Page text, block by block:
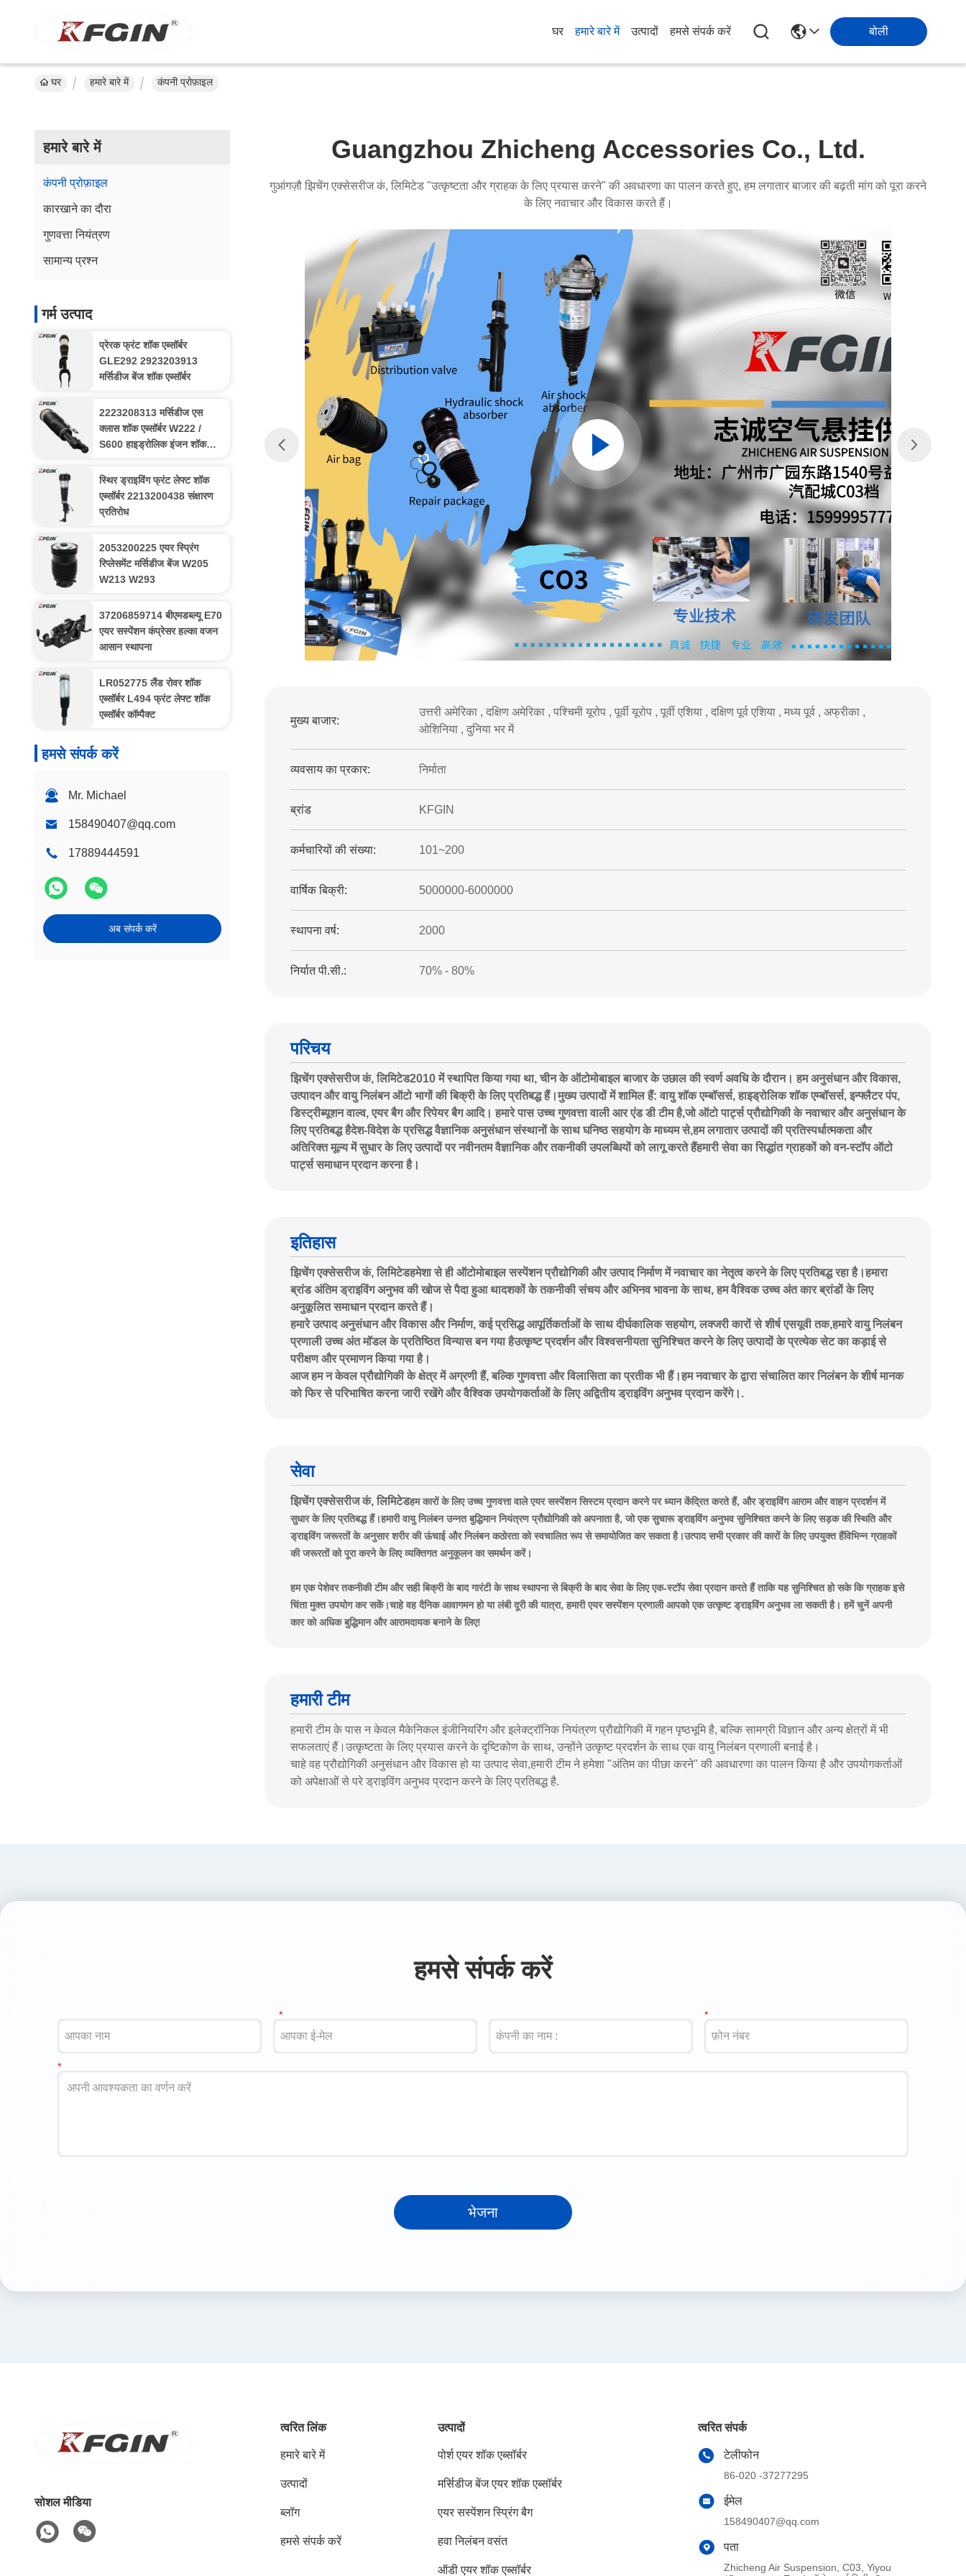
घर हमारे बारे में उत्पादों हमसे संपर्क करें बोली
घर हमारे बारे में कंपनी प्रोफ़ाइल
हमारे बारे में
कंपनी प्रोफ़ाइल
कारखाने का दौरा
गुणवत्ता नियंत्रण
सामान्य प्रश्न
गर्म उत्पाद
प्रेरक फ्रंट शॉक एब्सॉर्बर
GLE292 2923203913
मर्सिडीज बेंज शॉक एब्सॉर्बर
2223208313 मर्सिडीज एस
क्लास शॉक एब्सॉर्बर W222 /
S600 हाइड्रोलिक इंजन शॉक
स्थिर ड्राइविंग फ्रंट लेफ्ट शॉक
एब्सॉर्बर 2213200438 संक्षारण
प्रतिरोध
2053200225 एयर स्प्रिंग
रिप्लेसमेंट मर्सिडीज बेंज W205
W213 W293
37206859714 बीएमडब्ल्यू E70
एयर सस्पेंशन कंप्रेसर हल्का वजन
आसान स्थापना
LR052775 लैंड रोवर शॉक
एब्सॉर्बर L494 फ्रंट लेफ्ट शॉक
एब्सॉर्बर कॉम्पैक्ट
हमसे संपर्क करें
Mr. Michael
158490407@qq.com
17889444591
अब संपर्क करें
Guangzhou Zhicheng Accessories Co., Ltd.
गुआंगज़ौ झिचेंग एक्सेसरीज कं, लिमिटेड "उत्कृष्टता और ग्राहक के लिए प्रयास करने" की अवधारणा का पालन करते हुए, हम लगातार बाजार की बढ़ती मांग को पूरा करने
के लिए नवाचार और विकास करते हैं।
मुख्य बाजार:
उत्तरी अमेरिका , दक्षिण अमेरिका , पश्चिमी यूरोप , पूर्वी यूरोप , पूर्वी एशिया , दक्षिण पूर्व एशिया , मध्य पूर्व , अफ्रीका ,
ओशिनिया , दुनिया भर में
व्यवसाय का प्रकार: निर्माता
ब्रांड KFGIN
कर्मचारियों की संख्या: 101~200
वार्षिक बिक्री: 5000000-6000000
स्थापना वर्ष: 2000
निर्यात पी.सी.: 70% - 80%
परिचय
झिचेंग एक्सेसरीज कं, लिमिटेड2010 में स्थापित किया गया था, चीन के ऑटोमोबाइल बाजार के उछाल की स्वर्ण अवधि के दौरान। हम अनुसंधान और विकास,
उत्पादन और वायु निलंबन ऑटो भागों की बिक्री के लिए प्रतिबद्ध हैं।मुख्य उत्पादों में शामिल हैं: वायु शॉक एम्बॉसर्स, हाइड्रोलिक शॉक एम्बॉसर्स, इन्फ्लैटर पंप,
डिस्ट्रीब्यूशन वाल्व, एयर बैग और रिपेयर बैग आदि। हमारे पास उच्च गुणवत्ता वाली आर एंड डी टीम है,जो ऑटो पार्ट्स प्रौद्योगिकी के नवाचार और अनुसंधान के
लिए प्रतिबद्ध हैदेश-विदेश के प्रसिद्ध वैज्ञानिक अनुसंधान संस्थानों के साथ घनिष्ठ सहयोग के माध्यम से,हम लगातार उत्पादों की प्रतिस्पर्धात्मकता और
अतिरिक्त मूल्य में सुधार के लिए उत्पादों पर नवीनतम वैज्ञानिक और तकनीकी उपलब्धियों को लागू करते हैंहमारी सेवा का सिद्धांत ग्राहकों को वन-स्टॉप ऑटो
पार्ट्स समाधान प्रदान करना है।
इतिहास
झिचेंग एक्सेसरीज कं, लिमिटेडहमेशा से ही ऑटोमोबाइल सस्पेंशन प्रौद्योगिकी और उत्पाद निर्माण में नवाचार का नेतृत्व करने के लिए प्रतिबद्ध रहा है।हमारा
ब्रांड अंतिम ड्राइविंग अनुभव की खोज से पैदा हुआ थादशकों के तकनीकी संचय और अभिनव भावना के साथ, हम वैश्विक उच्च अंत कार ब्रांडों के लिए
अनुकूलित समाधान प्रदान करते हैं।
हमारे उत्पाद अनुसंधान और विकास और निर्माण, कई प्रसिद्ध आपूर्तिकर्ताओं के साथ दीर्घकालिक सहयोग, लक्जरी कारों से शीर्ष एसयूवी तक,हमारे वायु निलंबन
प्रणाली उच्च अंत मॉडल के प्रतिष्ठित विन्यास बन गया हैउत्कृष्ट प्रदर्शन और विश्वसनीयता सुनिश्चित करने के लिए उत्पादों के प्रत्येक सेट का कड़ाई से
परीक्षण और प्रमाणन किया गया है।
आज हम न केवल प्रौद्योगिकी के क्षेत्र में अग्रणी हैं, बल्कि गुणवत्ता और विलासिता का प्रतीक भी हैं।हम नवाचार के द्वारा संचालित कार निलंबन के शीर्ष मानक
को फिर से परिभाषित करना जारी रखेंगे और वैश्विक उपयोगकर्ताओं के लिए अद्वितीय ड्राइविंग अनुभव प्रदान करेंगे।.
सेवा
झिचेंग एक्सेसरीज कं, लिमिटेडहम कारों के लिए उच्च गुणवत्ता वाले एयर सस्पेंशन सिस्टम प्रदान करने पर ध्यान केंद्रित करते हैं, और ड्राइविंग आराम और वाहन प्रदर्शन में
सुधार के लिए प्रतिबद्ध हैं।हमारी वायु निलंबन उन्नत बुद्धिमान नियंत्रण प्रौद्योगिकी को अपनाता है, जो एक सुचारू ड्राइविंग अनुभव सुनिश्चित करने के लिए सड़क की स्थिति और
ड्राइविंग जरूरतों के अनुसार शरीर की ऊंचाई और निलंबन कठोरता को स्वचालित रूप से समायोजित कर सकता है।उत्पाद सभी प्रकार की कारों के लिए उपयुक्त हैंविभिन्न ग्राहकों
की जरूरतों को पूरा करने के लिए व्यक्तिगत अनुकूलन का समर्थन करें।
हम एक पेशेवर तकनीकी टीम और सही बिक्री के बाद गारंटी के साथ स्थापना से बिक्री के बाद सेवा के लिए एक-स्टॉप सेवा प्रदान करते हैं ताकि यह सुनिश्चित हो सके कि ग्राहक इसे
चिंता मुक्त उपयोग कर सकें।चाहे वह दैनिक आवागमन हो या लंबी दूरी की यात्रा, हमारी एयर सस्पेंशन प्रणाली आपको एक उत्कृष्ट ड्राइविंग अनुभव ला सकती है। हमें चुनें अपनी
कार को अधिक बुद्धिमान और आरामदायक बनाने के लिए!
हमारी टीम
हमारी टीम के पास न केवल मैकेनिकल इंजीनियरिंग और इलेक्ट्रॉनिक नियंत्रण प्रौद्योगिकी में गहन पृष्ठभूमि है, बल्कि सामग्री विज्ञान और अन्य क्षेत्रों में भी
सफलताएं हैं।उत्कृष्टता के लिए प्रयास करने के दृष्टिकोण के साथ, उन्होंने उत्कृष्ट प्रदर्शन के साथ एक वायु निलंबन प्रणाली बनाई है।
चाहे वह प्रौद्योगिकी अनुसंधान और विकास हो या उत्पाद सेवा,हमारी टीम ने हमेशा "अंतिम का पीछा करने" की अवधारणा का पालन किया है और उपयोगकर्ताओं
को अपेक्षाओं से परे ड्राइविंग अनुभव प्रदान करने के लिए प्रतिबद्ध है.
हमसे संपर्क करें
भेजना
सोशल मीडिया
त्वरित लिंक
हमारे बारे में
उत्पादों
ब्लॉग
हमसे संपर्क करें
उत्पादों
पोर्श एयर शॉक एब्सॉर्बर
मर्सिडीज बेंज एयर शॉक एब्सॉर्बर
एयर सस्पेंशन स्प्रिंग बैग
हवा निलंबन वसंत
ऑडी एयर शॉक एब्सॉर्बर
त्वरित संपर्क
टेलीफोन
86-020 -37277295
ईमेल
158490407@qq.com
पता
Zhicheng Air Suspension, C03, Yiyou